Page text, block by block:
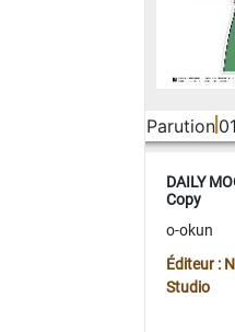
Parution
DAILY
Copy
o-okun
Éditeur :
Studio